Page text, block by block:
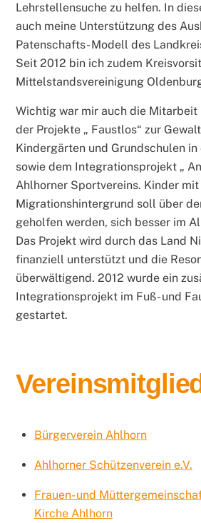
Lehrstellensuche zu helfen. In
auch meine Unterstützung des
Patenschafts- Modell des
Seit 2012 bin ich zudem
Mittelstandsvereinigung
Wichtig war mir auch die Mitarbeit
der Projekte „ Faustlos“ zur
Kindergärten und Grundschulen in
sowie dem Integrationsprojekt „
Ahlhorner Sportvereins. Kinder mit
Migrationshintergrund soll über
geholfen werden, sich besser im
Das Projekt wird durch das Land
finanziell unterstützt und die
überwältigend. 2012 wurde ein
Integrationsprojekt im Fuß- und
gestartet.
Bürgerverein Ahlhorn
Ahlhorner Schützenverein e.V.
Frauen- und
Kirche Ahlhorn